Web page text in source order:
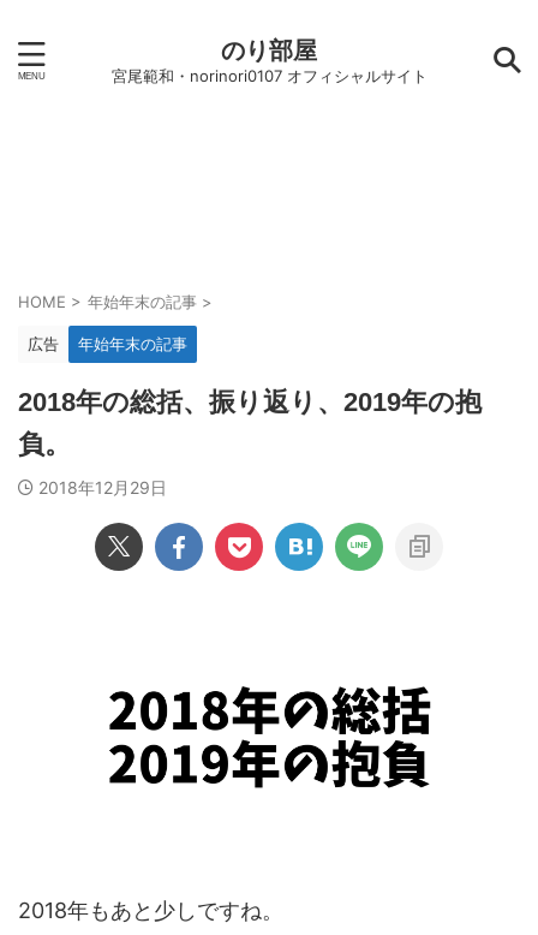
のり部屋
宮尾範和・norinori0107 オフィシャルサイト
HOME > 年始年末の記事 >
広告 年始年末の記事
2018年の総括、振り返り、2019年の抱
負。
2018年12月29日
2018年もあと少しですね。